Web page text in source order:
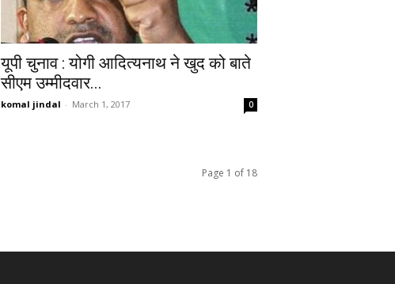
यूपी चुनाव : योगी आदित्यनाथ ने खुद को बाते
सीएम उम्मीदवार...
komal jindal - March 1, 2017 0
Page 1 of 18